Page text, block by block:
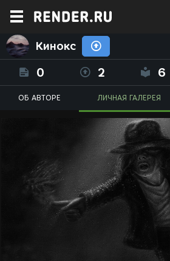
Кинокс
0 2 6
ОБ АВТОРЕ ЛИЧНАЯ ГАЛЕРЕЯ